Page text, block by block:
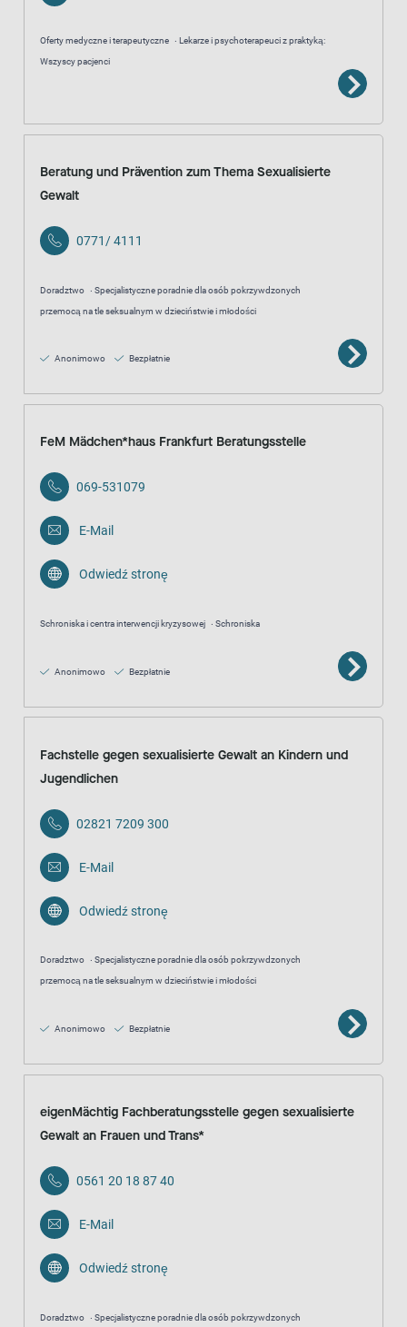
Oferty medyczne i terapeutyczne
Lekarze i psychoterapeuci z praktyką:
Wszyscy pacjenci
Beratung und Prävention zum Thema Sexualisierte
Gewalt
0771/ 4111
Doradztwo
Specjalistyczne poradnie dla osób pokrzywdzonych
przemocą na tle seksualnym w dzieciństwie i młodości
Anonimowo Bezpłatnie
FeM Mädchen*haus Frankfurt Beratungsstelle
069-531079
E-Mail
Odwiedź stronę
Schroniska i centra interwencji kryzysowej Schroniska
Anonimowo Bezpłatnie
Fachstelle gegen sexualisierte Gewalt an Kindern und
Jugendlichen
02821 7209 300
E-Mail
Odwiedź stronę
Doradztwo
Specjalistyczne poradnie dla osób pokrzywdzonych
przemocą na tle seksualnym w dzieciństwie i młodości
Anonimowo Bezpłatnie
eigenMächtig Fachberatungsstelle gegen sexualisierte
Gewalt an Frauen und Trans*
0561 20 18 87 40
E-Mail
Odwiedź stronę
Doradztwo
Specjalistyczne poradnie dla osób pokrzywdzonych